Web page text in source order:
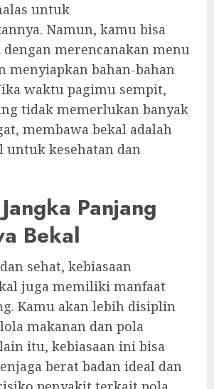
untuk
Namun, kamu bisa
merencanakan menu
menyiapkan bahan-bahan
waktu pagimu sempit,
tidak memerlukan banyak
membawa bekal adalah
untuk kesehatan dan
Panjang
Bekal
sehat, kebiasaan
juga memiliki manfaat
Kamu akan lebih disiplin
makanan dan pola
itu, kebiasaan ini bisa
berat badan ideal dan